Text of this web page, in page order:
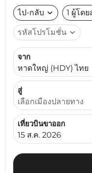
ไป-กลับ expand_more 1 ผู้โด
รหัสโปรโมชั่น expand_more
จาก
หาดใหญ่ (HDY) ไทย
สู่
เลือกเมืองปลายทาง
เที่ยวบินขาออก
fc-booking-
15 ส.ค. 2026